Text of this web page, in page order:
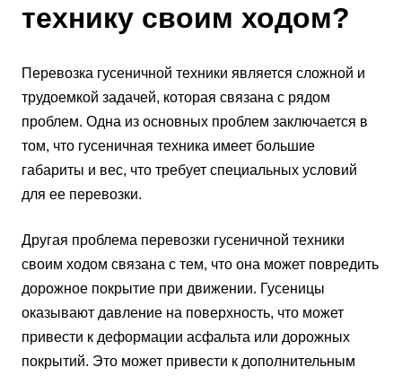
технику своим ходом?
Перевозка гусеничной техники является сложной и
трудоемкой задачей, которая связана с рядом
проблем. Одна из основных проблем заключается в
том, что гусеничная техника имеет большие
габариты и вес, что требует специальных условий
для ее перевозки.
Другая проблема перевозки гусеничной техники
своим ходом связана с тем, что она может повредить
дорожное покрытие при движении. Гусеницы
оказывают давление на поверхность, что может
привести к деформации асфальта или дорожных
покрытий. Это может привести к дополнительным